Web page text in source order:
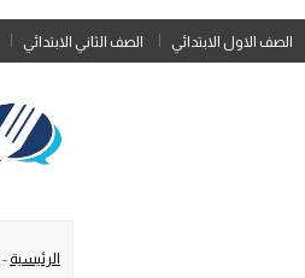
الصف الاول الابتدائي الصف الثاني الابتدائي
الرئيسية -